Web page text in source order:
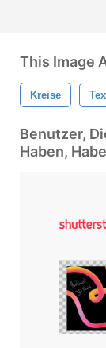
This Image
Kreise
Benutzer,
Haben,